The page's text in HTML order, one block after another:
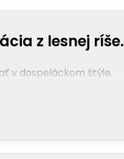
z lesnej ríše.
v dospeláckom štýle.